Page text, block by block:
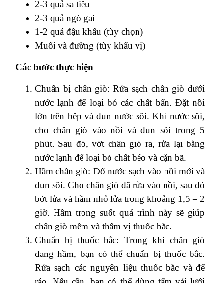
2-3 quả sa tiêu
2-3 quả ngò gai
1-2 quả đậu khấu (tùy chọn)
Muối và đường (tùy khẩu vị)
Các bước thực hiện
Chuẩn bị chân giò: Rửa sạch chân giò dưới
nước lạnh để loại bỏ các chất bẩn. Đặt nồi
lớn trên bếp và đun nước sôi. Khi nước sôi,
cho chân giò vào nồi và đun sôi trong 5
phút. Sau đó, vớt chân giò ra, rửa lại bằng
nước lạnh để loại bỏ chất béo và cặn bã.
Hầm chân giò: Đổ nước sạch vào nồi mới và
đun sôi. Cho chân giò đã rửa vào nồi, sau đó
bớt lửa và hầm nhỏ lửa trong khoảng 1,5 – 2
giờ. Hầm trong suốt quá trình này sẽ giúp
chân giò mềm và thấm vị thuốc bắc.
Chuẩn bị thuốc bắc: Trong khi chân giò
đang hầm, bạn có thể chuẩn bị thuốc bắc.
Rửa sạch các nguyên liệu thuốc bắc và để